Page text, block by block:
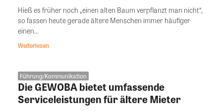
Hieß es früher noch „einen alten Baum verpflanzt man nicht“,
so fassen heute gerade ältere Menschen immer häufiger
einen...
Weiterlesen
Führung/Kommunikation
Die GEWOBA bietet umfassende
Serviceleistungen für ältere Mieter